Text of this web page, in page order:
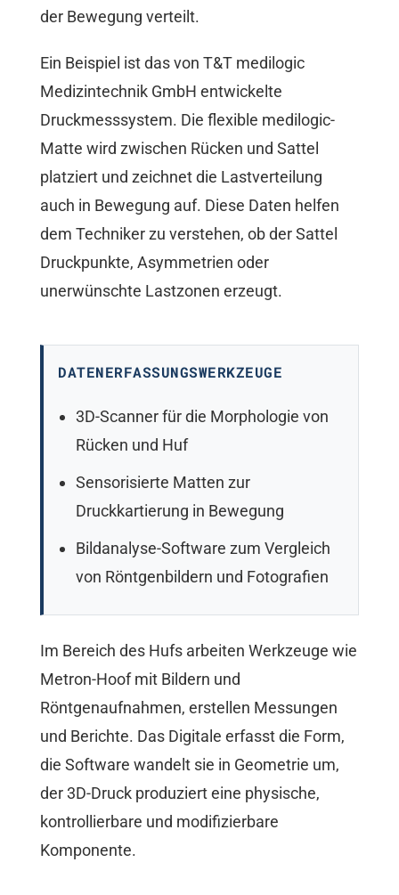
der Bewegung verteilt.
Ein Beispiel ist das von T&T medilogic
Medizintechnik GmbH entwickelte
Druckmesssystem. Die flexible medilogic-
Matte wird zwischen Rücken und Sattel
platziert und zeichnet die Lastverteilung
auch in Bewegung auf. Diese Daten helfen
dem Techniker zu verstehen, ob der Sattel
Druckpunkte, Asymmetrien oder
unerwünschte Lastzonen erzeugt.
DATENERFASSUNGSWERKZEUGE
3D-Scanner für die Morphologie von
Rücken und Huf
Sensorisierte Matten zur
Druckkartierung in Bewegung
Bildanalyse-Software zum Vergleich
von Röntgenbildern und Fotografien
Im Bereich des Hufs arbeiten Werkzeuge wie
Metron-Hoof mit Bildern und
Röntgenaufnahmen, erstellen Messungen
und Berichte. Das Digitale erfasst die Form,
die Software wandelt sie in Geometrie um,
der 3D-Druck produziert eine physische,
kontrollierbare und modifizierbare
Komponente.